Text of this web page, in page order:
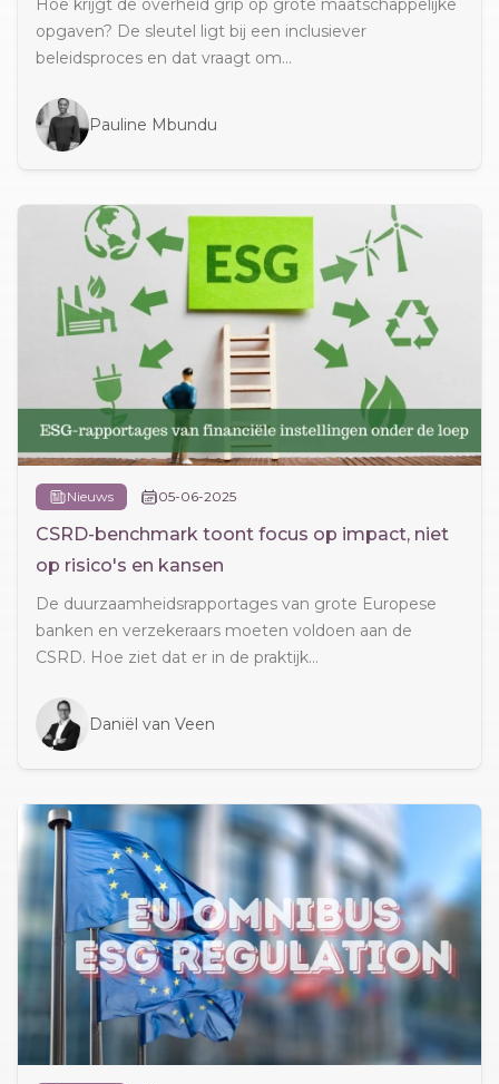
Hoe krijgt de overheid grip op grote maatschappelijke
opgaven? De sleutel ligt bij een inclusiever
beleidsproces en dat vraagt om...
Pauline Mbundu
Nieuws 05-06-2025
CSRD-benchmark toont focus op impact, niet
op risico's en kansen
De duurzaamheidsrapportages van grote Europese
banken en verzekeraars moeten voldoen aan de
CSRD. Hoe ziet dat er in de praktijk...
Daniël van Veen